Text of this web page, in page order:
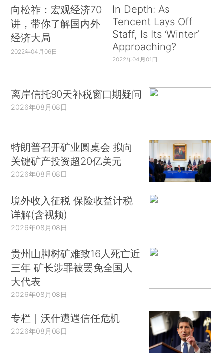
Kenneth Osgood，“The Ghost of Munich：America's
Appeasement Complex.”World Affairs 173 （2）
（2010），13-26；and Philip Zelikow，“The Nature
of History's Lessons.” In The Power of the Past：
Press，2015），281-309.）
文尽量避免批评当前活跃的历史学家。为了预先提
供至少一个例子，我们选择分析一位已故历史学家
的作品。在这个脚注中，我们给出了一个关于解释
偏差（explanation bias）的例子，尽管我们在本文
中并未定义这一偏差。因此，我们恳请读者在看完
全文后重新阅读本脚注。说到解释偏差的例子，请
Hobsbawm）的一段话：“但是，难道不实施代价高
昂甚至有可能使经济赖以生存的企业家减少其利润
的社会政策，就无法赢得大众的忠诚了吗？正如我
们所见，人们不仅相信帝国主义可以为社会改革买
单，还认为它很受欢迎。事实证明，战争或者至少
是战争胜利的可能性天然具有煽动民心的更大潜
力。在1900年的‘非常时期大选’（Khaki election）
向松祚：宏观经济70
讲，带你了解国内外
经济大局
2022年04月06日
In Depth: As
Tencent Lays Off
Staff, Is Its ‘Winter’
Approaching?
2022年04月01日
离岸信托90天补税窗口期疑问
2026年08月08日
特朗普召开矿业圆桌会 拟向
关键矿产投资超20亿美元
2026年08月08日
境外收入征税 保险收益计税
详解(含视频)
2026年08月08日
贵州山脚树矿难致16人死亡近
三年 矿长涉罪被罢免全国人
大代表
2026年08月08日
专栏｜沃什遭遇信任危机
2026年08月08日